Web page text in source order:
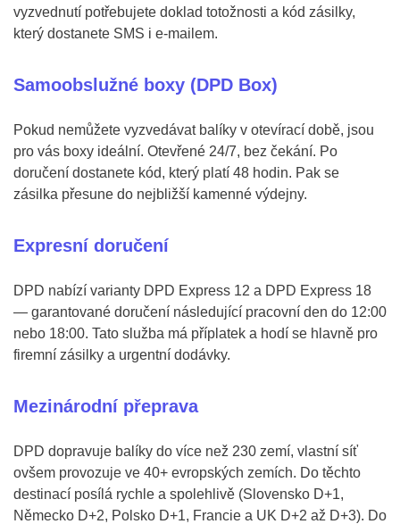
vyzvednutí potřebujete doklad totožnosti a kód zásilky,
který dostanete SMS i e-mailem.
Samoobslužné boxy (DPD Box)
Pokud nemůžete vyzvedávat balíky v otevírací době, jsou
pro vás boxy ideální. Otevřené 24/7, bez čekání. Po
doručení dostanete kód, který platí 48 hodin. Pak se
zásilka přesune do nejbližší kamenné výdejny.
Expresní doručení
DPD nabízí varianty DPD Express 12 a DPD Express 18
— garantované doručení následující pracovní den do 12:00
nebo 18:00. Tato služba má příplatek a hodí se hlavně pro
firemní zásilky a urgentní dodávky.
Mezinárodní přeprava
DPD dopravuje balíky do více než 230 zemí, vlastní síť
ovšem provozuje ve 40+ evropských zemích. Do těchto
destinací posílá rychle a spolehlivě (Slovensko D+1,
Německo D+2, Polsko D+1, Francie a UK D+2 až D+3). Do